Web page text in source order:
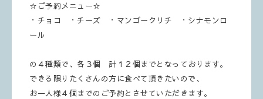
☆ご予約メニュー☆
・チョコ ・チーズ ・マンゴークリチ ・シナモンロ
ール
の４種類で、各３個 計１２個までとなっております。
できる限りたくさんの方に食べて頂きたいので、
お一人様４個までのご予約とさせていただきます。